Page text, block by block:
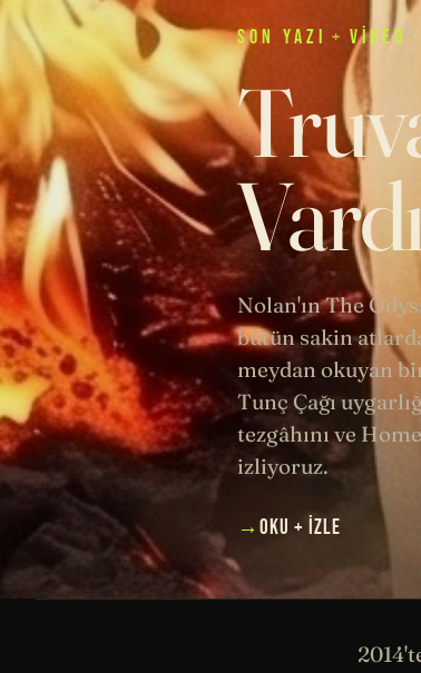
SON YAZI + VIDEO
Nolan'ın The
bütün sakin
meydan okuyan
Tunç Çağı
tezgâhını ve
izliyoruz.
→ OKU + İZLE